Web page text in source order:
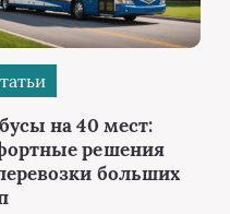
на 40 мест:
решения
больших